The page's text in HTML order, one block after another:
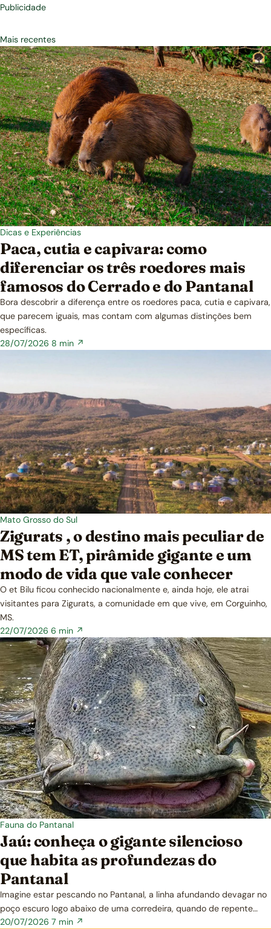
Publicidade
Mais recentes
Dicas e Experiências
Paca, cutia e capivara: como
diferenciar os três roedores mais
famosos do Cerrado e do Pantanal
Bora descobrir a diferença entre os roedores paca, cutia e capivara,
que parecem iguais, mas contam com algumas distinções bem
específicas.
28/07/2026 8 min ↗
Mato Grosso do Sul
Zigurats , o destino mais peculiar de
MS tem ET, pirâmide gigante e um
modo de vida que vale conhecer
O et Bilu ficou conhecido nacionalmente e, ainda hoje, ele atrai
visitantes para Zigurats, a comunidade em que vive, em Corguinho,
MS.
22/07/2026 6 min ↗
Fauna do Pantanal
Jaú: conheça o gigante silencioso
que habita as profundezas do
Pantanal
Imagine estar pescando no Pantanal, a linha afundando devagar no
poço escuro logo abaixo de uma corredeira, quando de repente…
20/07/2026 7 min ↗